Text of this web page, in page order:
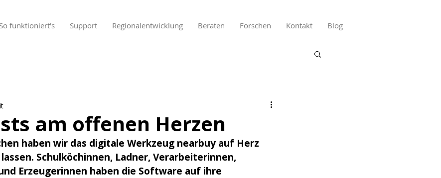
So funktioniert's Support Regionalentwicklung Beraten Forschen Kontakt Blog
am offenen Herzen
haben wir das digitale Werkzeug nearbuy auf Herz
Schulköchinnen, Ladner, Verarbeiterinnen,
Erzeugerinnen haben die Software auf ihre